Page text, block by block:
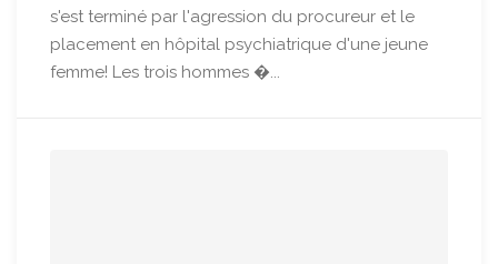
s'est terminé par l'agression du procureur et le
placement en hôpital psychiatrique d'une jeune
femme! Les trois hommes �...